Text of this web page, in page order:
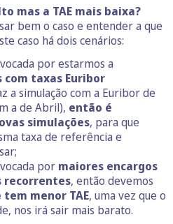
mas a TAE mais baixa?
bem o caso e entender a que
caso há dois cenários:
por estarmos a
com taxas Euribor
a simulação com a Euribor de
a de Abril), então é
simulações, para que
taxa de referência e
por maiores encargos
recorrentes, então devemos
menor TAE, uma vez que o
nos irá sair mais barato.